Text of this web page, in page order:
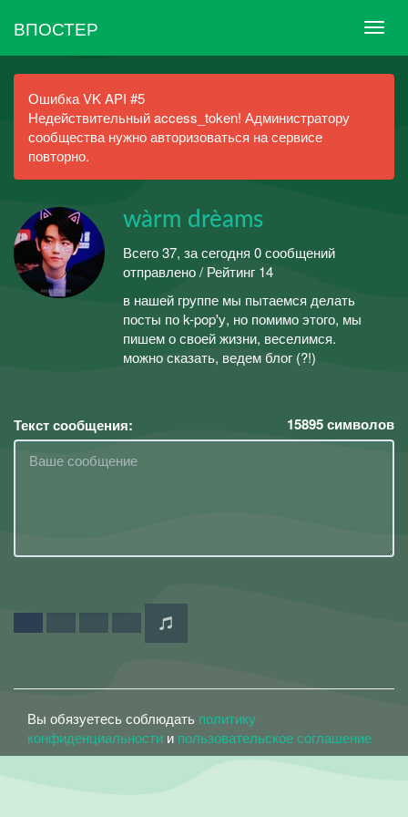
ВПОСТЕР
Ошибка VK API #5
Недействительный access_token! Администратору
сообщества нужно авторизоваться на сервисе
повторно.
wàrm drèams
Всего 37, за сегодня 0 сообщений
отправлено / Рейтинг 14
в нашей группе мы пытаемся делать
посты по k-pop'у, но помимо этого, мы
пишем о своей жизни, веселимся.
можно сказать, ведем блог (?!)
Текст сообщения: 15895символов
Вы обязуетесь соблюдать политику
конфиденциальности и пользовательское соглашение